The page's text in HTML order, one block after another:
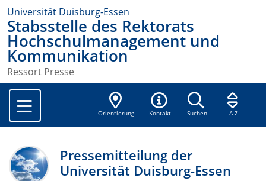
Universität Duisburg-Essen
Stabsstelle des Rektorats
Hochschulmanagement und
Kommunikation
Ressort Presse
Orientierung Kontakt Suchen A-Z
Pressemitteilung der
Universität Duisburg-Essen